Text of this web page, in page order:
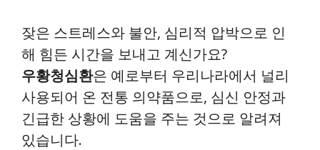
잦은 스트레스와 불안, 심리적 압박으로 인
해 힘든 시간을 보내고 계신가요?
우황청심환은 예로부터 우리나라에서 널리
사용되어 온 전통 의약품으로, 심신 안정과
긴급한 상황에 도움을 주는 것으로 알려져
있습니다.